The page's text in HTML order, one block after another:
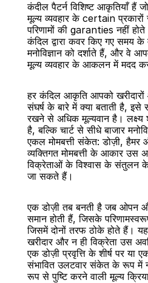
कंदील पैटर्न विशिष्ट आकृतियाँ हैं
मूल्य व्यवहार के certain प्रकारों
परिणामों की garanties नहीं
कंदिल द्वारा कवर किए गए समय के
मनोविज्ञान को दर्शाते हैं, और वे
मूल्य व्यवहार के आकलन में मदद
हर कंदिल आकृति आपको
संघर्ष के बारे में क्या बताती है, इसे
रखने से अधिक मूल्यवान है। लक्ष्य
है, बल्कि चार्ट से सीधे बाजार
एकल मोमबत्ती संकेत: डोज़ी, हैमर
व्यक्तिगत मोमबत्ती के आकार उस
विक्रेताओं के विश्वास के संतुलन के
जा सकते हैं।
एक डोज़ी तब बनती है जब ओपन
समान होती हैं, जिसके
जिसमें दोनों तरफ ठोके होते हैं।
खरीदार और न ही विक्रेता उस
एक डोज़ी प्रवृत्ति के शीर्ष पर या
संभावित उलटवार संकेत के रूप में
रूप से पुष्टि करने वाली मूल्य क्रिया